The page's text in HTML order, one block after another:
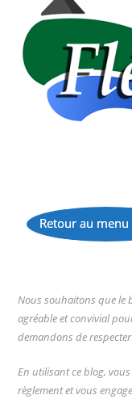
Retour au menu
...
Nous souhaitons que le
agréable et convivial
demandons de
En utilisant ce blog,
règlement et vous